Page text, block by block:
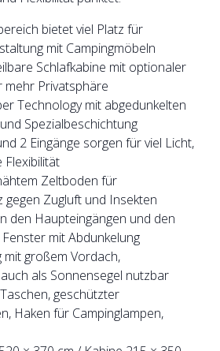
bietet viel Platz für
mit Campingmöbeln
Schlafkabine mit optionaler
Privatsphäre
Technology mit abgedunkelten
Spezialbeschichtung
2 Eingänge sorgen für viel Licht,
Flexibilität
Zeltboden für
gegen Zugluft und Insekten
den Haupteingängen und den
mit Abdunkelung
mit großem Vordach,
als Sonnensegel nutzbar
geschützter
Haken für Campinglampen,